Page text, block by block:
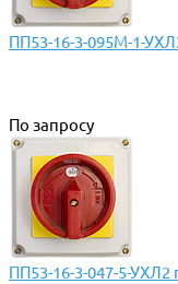
ПП53-16-3-095М-1-
По запросу
ПП53-16-3-047-5-